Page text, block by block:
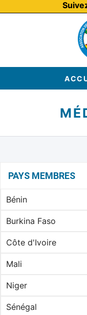
PAYS MEMBRES
Bénin
Burkina Faso
Côte d'Ivoire
Mali
Niger
Sénégal